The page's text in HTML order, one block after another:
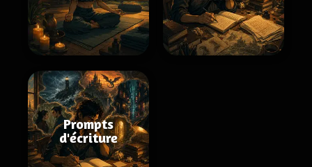
Prompts
d'écriture